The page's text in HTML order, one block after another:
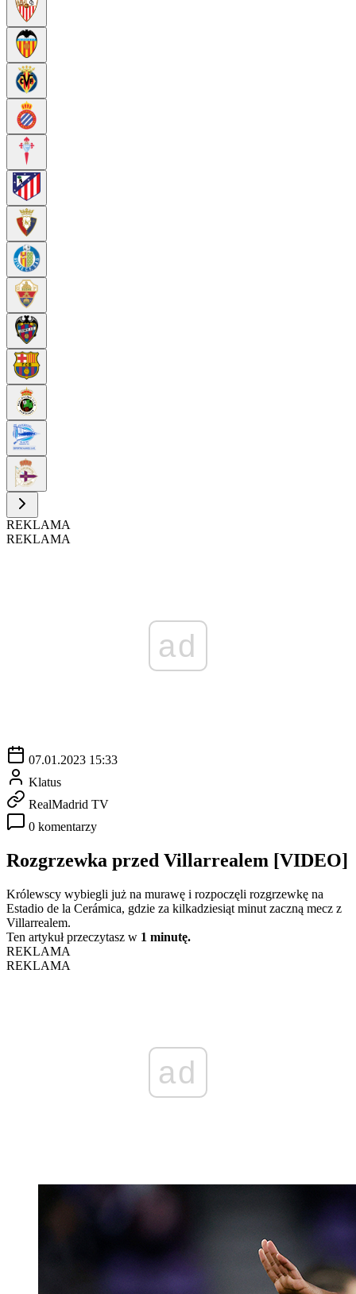
REKLAMA
REKLAMA
ad
07.01.2023 15:33
Klatus
RealMadrid TV
0 komentarzy
Rozgrzewka przed Villarrealem [VIDEO]
Królewscy wybiegli już na murawę i rozpoczęli rozgrzewkę na
Estadio de la Cerámica, gdzie za kilkadziesiąt minut zaczną mecz z
Villarrealem.
Ten artykuł przeczytasz w 1 minutę.
REKLAMA
REKLAMA
ad